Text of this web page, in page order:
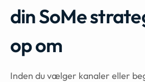
din SoMe
op om
Inden du vælger kanaler eller